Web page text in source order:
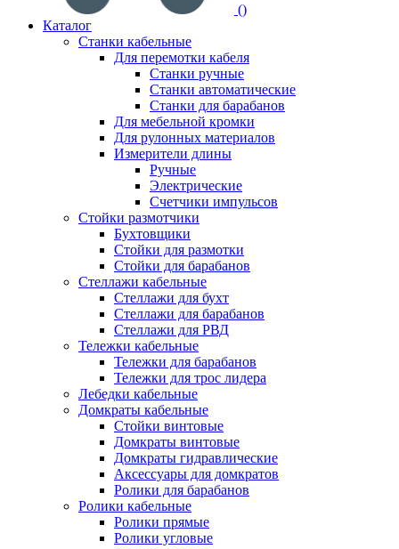
()
Каталог
Станки кабельные
Для перемотки кабеля
Станки ручные
Станки автоматические
Станки для барабанов
Для мебельной кромки
Для рулонных материалов
Измерители длины
Ручные
Электрические
Счетчики импульсов
Стойки размотчики
Бухтовщики
Стойки для размотки
Стойки для барабанов
Стеллажи кабельные
Стеллажи для бухт
Стеллажи для барабанов
Стеллажи для РВД
Тележки кабельные
Тележки для барабанов
Тележки для трос лидера
Лебедки кабельные
Домкраты кабельные
Стойки винтовые
Домкраты винтовые
Домкраты гидравлические
Аксессуары для домкратов
Ролики для барабанов
Ролики кабельные
Ролики прямые
Ролики угловые